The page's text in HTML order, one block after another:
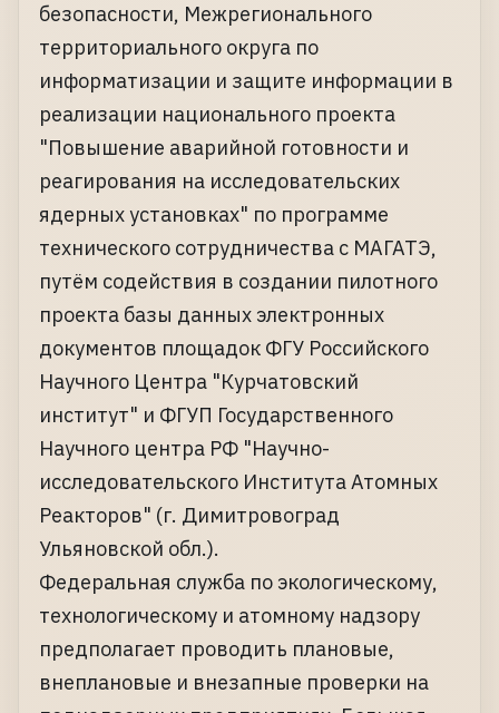
безопасности, Межрегионального
территориального округа по
информатизации и защите информации в
реализации национального проекта
"Повышение аварийной готовности и
реагирования на исследовательских
ядерных установках" по программе
технического сотрудничества с МАГАТЭ,
путём содействия в создании пилотного
проекта базы данных электронных
документов площадок ФГУ Российского
Научного Центра "Курчатовский
институт" и ФГУП Государственного
Научного центра РФ "Научно-
исследовательского Института Атомных
Реакторов" (г. Димитровоград
Ульяновской обл.).
Федеральная служба по экологическому,
технологическому и атомному надзору
предполагает проводить плановые,
внеплановые и внезапные проверки на